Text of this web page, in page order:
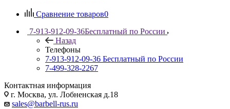
Сравнение товаров0
7-913-912-09-36Бесплатный по России
Назад
Телефоны
7-913-912-09-36 Бесплатный по России
7-499-328-2267
Контактная информация
г. Москва, ул. Лобненская д.18
sales@barbell-rus.ru